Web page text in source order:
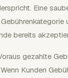
Eine
bereits
gezahlte
Kunden